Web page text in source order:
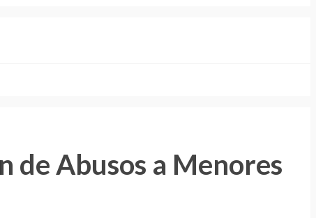
de Abusos a Menores